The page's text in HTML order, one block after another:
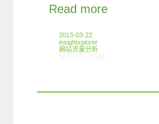
Read more
2013-03-22
insightxplorer
網站流量分析